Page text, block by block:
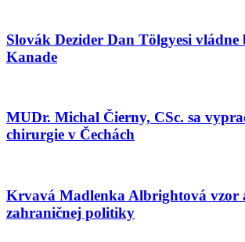
Slovák Dezider Dan Tölgyesi vládne
Kanade
MUDr. Michal Čierny, CSc. sa
chirurgie v Čechách
Krvavá Madlenka Albrightová vzor
zahraničnej politiky